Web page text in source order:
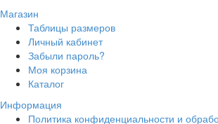
Магазин
Таблицы размеров
Личный кабинет
Забыли пароль?
Моя корзина
Каталог
Информация
Политика конфиденциальности и